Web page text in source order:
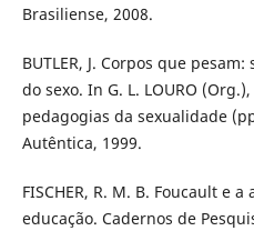
Brasiliense, 2008.
BUTLER, J. Corpos que
do sexo. In G. L. LOURO
pedagogias da sexualidade
Autêntica, 1999.
FISCHER, R. M. B. Foucault e
educação. Cadernos de